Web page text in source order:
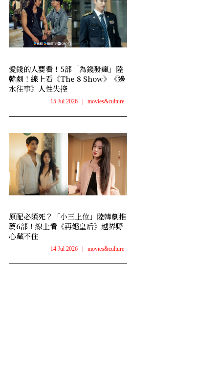
愛錢的人要看！5部「為錢發瘋」陸
韓劇！線上看《The 8 Show》《邊
水往事》人性失控
15 Jul 2026 movies&culture
原配必須死？「小三上位」陸韓劇推
薦6部！線上看《再婚皇后》越界野
心藏不住
14 Jul 2026 movies&culture